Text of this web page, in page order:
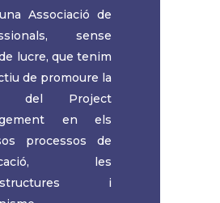
Associació de
sense
lucre, que tenim
de promoure la
del Project
en els
processos de
les
i